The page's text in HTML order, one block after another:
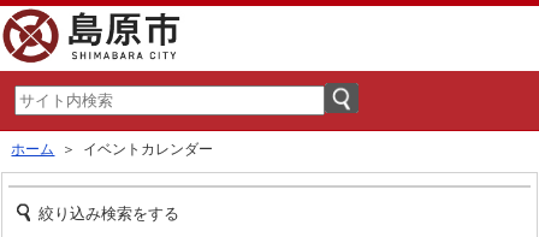
ホーム ＞ イベントカレンダー
絞り込み検索をする